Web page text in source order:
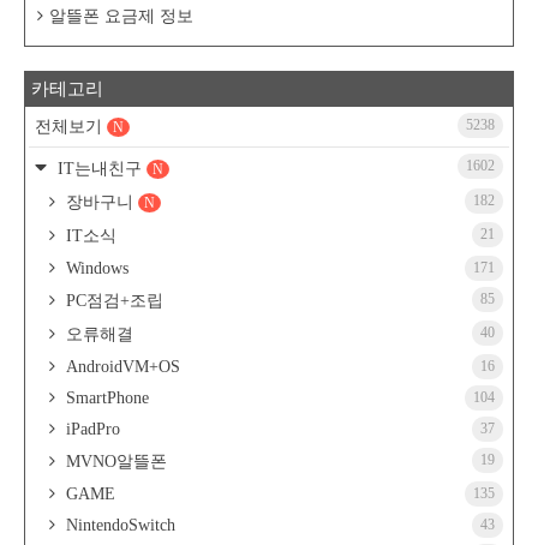
알뜰폰 요금제 정보
카테고리
전체보기 5238
N
IT는내친구 1602
N
장바구니 182
N
IT소식 21
Windows 171
PC점검+조립 85
오류해결 40
AndroidVM+OS 16
SmartPhone 104
iPadPro 37
MVNO알뜰폰 19
GAME 135
NintendoSwitch 43